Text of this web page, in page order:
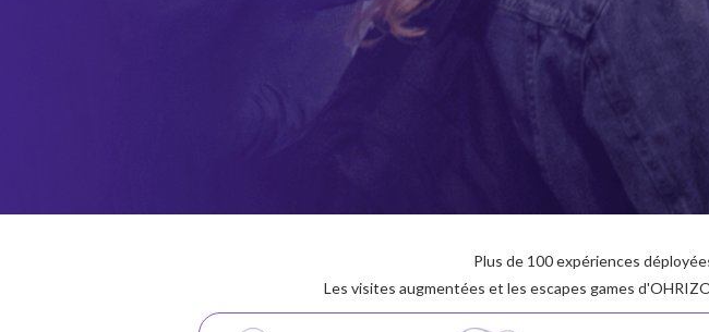
Plus de 100 expériences
Les visites augmentées et les escapes games